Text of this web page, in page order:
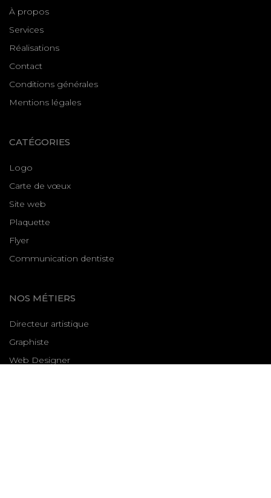
À propos
Services
Réalisations
Contact
Conditions générales
Mentions légales
CATÉGORIES
Logo
Carte de vœux
Site web
Plaquette
Flyer
Communication dentiste
NOS MÉTIERS
Directeur artistique
Graphiste
Web Designer